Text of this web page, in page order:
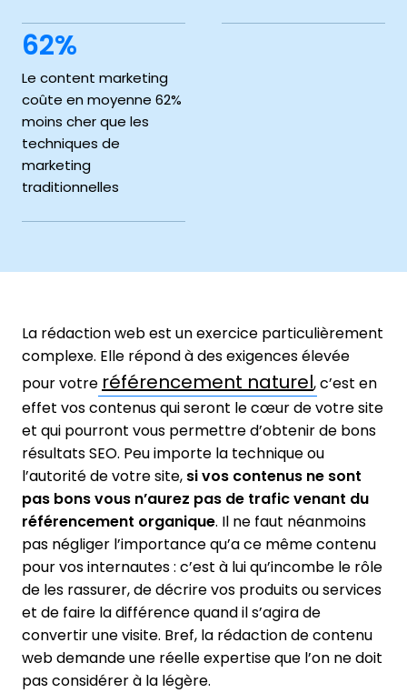
62%
Le content marketing
coûte en moyenne 62%
moins cher que les
techniques de
marketing
traditionnelles
La rédaction web est un exercice particulièrement
complexe. Elle répond à des exigences élevée
pour votre référencement naturel, c’est en
effet vos contenus qui seront le cœur de votre site
et qui pourront vous permettre d’obtenir de bons
résultats SEO. Peu importe la technique ou
l’autorité de votre site, si vos contenus ne sont
pas bons vous n’aurez pas de trafic venant du
référencement organique. Il ne faut néanmoins
pas négliger l’importance qu’a ce même contenu
pour vos internautes : c’est à lui qu’incombe le rôle
de les rassurer, de décrire vos produits ou services
et de faire la différence quand il s’agira de
convertir une visite. Bref, la rédaction de contenu
web demande une réelle expertise que l’on ne doit
pas considérer à la légère.